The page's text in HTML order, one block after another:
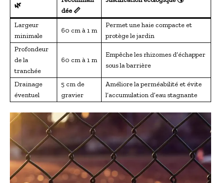
🌿
dée 📏
Largeur
minimale
60 cm à 1 m
Permet une haie compacte et
protège le jardin
Profondeur
de la
tranchée
60 cm à 1 m
Empêche les rhizomes d’échapper
sous la barrière
Drainage
éventuel
5 cm de
gravier
Améliore la perméabilité et évite
l’accumulation d’eau stagnante